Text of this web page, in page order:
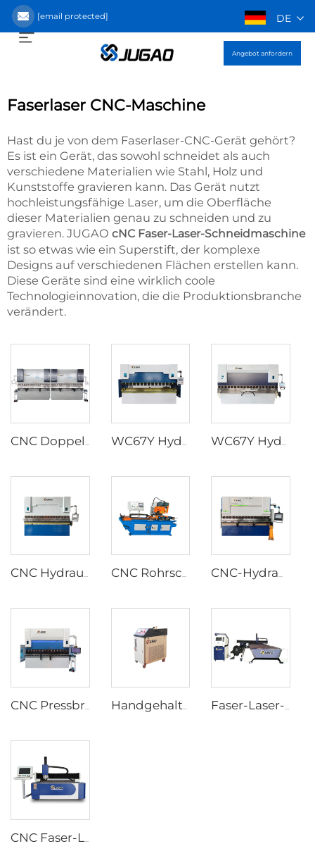
[email protected] DE
Angebot anfordern
Faserlaser CNC-Maschine
Hast du je von dem Faserlaser-CNC-Gerät gehört?
Es ist ein Gerät, das sowohl schneidet als auch
verschiedene Materialien wie Stahl, Holz und
Kunststoffe gravieren kann. Das Gerät nutzt
hochleistungsfähige Laser, um die Oberfläche
dieser Materialien genau zu schneiden und zu
gravieren. JUGAO cNC Faser-Laser-Schneidmaschine
ist so etwas wie ein Superstift, der komplexe
Designs auf verschiedenen Flächen erstellen kann.
Diese Geräte sind eine wirklich coole
Technologieinnovation, die die Produktionsbranche
verändert.
CNC Hydraulische Pressbremsen mit ESA S630 Controller CNC Rohrschneidemaschine CNC-Hydraulische Pressbremsen mit ESA S640 Controller